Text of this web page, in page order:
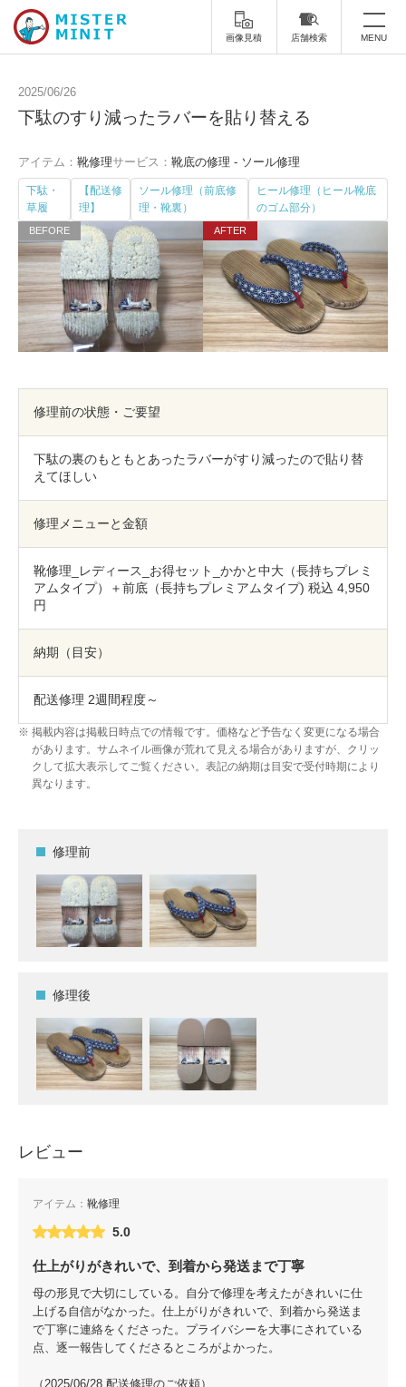
画像見積 店舗検索 MENU
ミスターミニットについて
修理サービス・料金
スーツケース修理
スニーカー修理 靴磨き
カバンの修理 時計修理・電池交換
傘修理 合鍵の作製
包丁研ぎ
店舗を探す
オンライン修理見積もりサービス（配送修理）
お問い合わせ
採用情報
2025/06/26
下駄のすり減ったラバーを貼り替える
アイテム： 靴修理サービス： 靴底の修理 - ソール修理
下駄・
草履
【配送修
理】
ソール修理（前底修
理・靴裏）
ヒール修理（ヒール靴底
のゴム部分）
修理前の状態・ご要望
下駄の裏のもともとあったラバーがすり減ったので貼り替
えてほしい
修理メニューと金額
靴修理_レディース_お得セット_かかと中大（長持ちプレミ
アムタイプ）＋前底（長持ちプレミアムタイプ) 税込 4,950
円
納期（目安）
配送修理 2週間程度～
掲載内容は掲載日時点での情報です。価格など予告なく変更になる場合
があります。サムネイル画像が荒れて見える場合がありますが、クリッ
クして拡大表示してご覧ください。表記の納期は目安で受付時期により
異なります。
修理前
修理後
レビュー
アイテム： 靴修理
5.0
仕上がりがきれいで、到着から発送まで丁寧
母の形見で大切にしている。自分で修理を考えたがきれいに仕
上げる自信がなかった。仕上がりがきれいで、到着から発送ま
で丁寧に連絡をくださった。プライバシーを大事にされている
点、逐一報告してくださるところがよかった。
（2025/06/28 配送修理のご依頼）